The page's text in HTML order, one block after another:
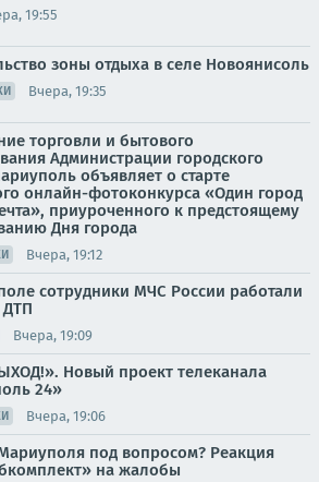
19:55
зоны отдыха в селе Новоянисоль
Вчера, 19:35
торговли и бытового
Администрации городского
объявляет о старте
онлайн-фотоконкурса «Один город
приуроченного к предстоящему
Дня города
Вчера, 19:12
сотрудники МЧС России работали
ДТП
Вчера, 19:09
Новый проект телеканала
24»
Вчера, 19:06
под вопросом? Реакция
на жалобы